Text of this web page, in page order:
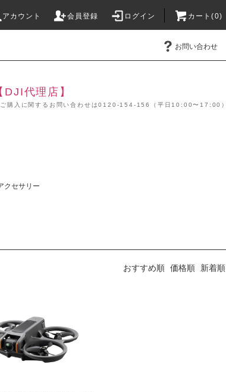
アカウント 会員登録 ログイン カート(0)
お問い合わせ
DJI代理店】
購入に関するお問い合わせは0120-154-156（平日10:00〜17:00）
クセサリー
おすすめ順 価格順 新着順